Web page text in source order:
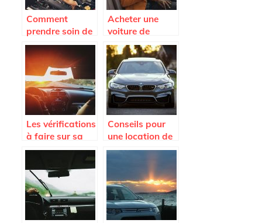
Comment
prendre soin de
sa voiture ?
Acheter une
voiture de
seconde main,
focus sur le côté
administratif
Les vérifications
à faire sur sa
voiture pour un
Conseils pour
une location de
voiture en